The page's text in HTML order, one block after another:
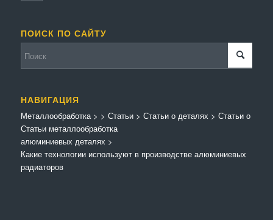
ПОИСК ПО САЙТУ
НАВИГАЦИЯ
Металлообработка>
Статьи металлообработка
> Статьи> Статьи о деталях > Статьи о
алюминиевых деталях >
Какие технологии используют в производстве алюминиевых
радиаторов